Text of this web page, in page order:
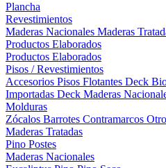
Plancha
Revestimientos
Maderas Nacionales Maderas
Productos Elaborados
Productos Elaborados
Pisos / Revestimientos
Accesorios Pisos Flotantes Deck
Importadas Deck Maderas
Molduras
Zócalos Barrotes Contramarcos
Maderas Tratadas
Pino Postes
Maderas Nacionales